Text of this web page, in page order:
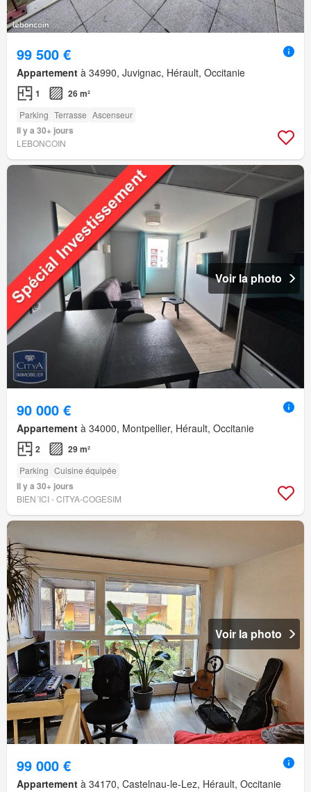
99 500 €
Appartement à 34990, Juvignac, Hérault, Occitanie
1 26 m²
Parking Terrasse Ascenseur
Il y a 30+ jours
LEBONCOIN
Voir la photo
90 000 €
Appartement à 34000, Montpellier, Hérault, Occitanie
2 29 m²
Parking Cuisine équipée
Il y a 30+ jours
BIEN´ICI - CITYA-COGESIM
Voir la photo
99 000 €
Appartement à 34170, Castelnau-le-Lez, Hérault, Occitanie